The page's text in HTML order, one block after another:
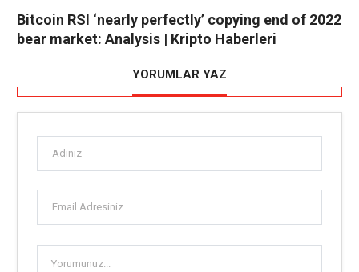
Bitcoin RSI ‘nearly perfectly’ copying end of 2022
bear market: Analysis | Kripto Haberleri
YORUMLAR YAZ